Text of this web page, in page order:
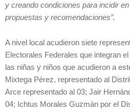
y creando condiciones para incidir
propuestas y recomendaciones”.
A nivel local acudieron siete
Electorales Federales que integran
las niñas y niños que acudieron a
Mixtega Pérez, representado al
Arce representado al 03; Jair
04; Ichtus Morales Guzmán por el